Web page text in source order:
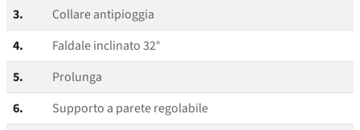
3.
Collare antipioggia
4.
Faldale inclinato 32°
5.
Prolunga
6.
Supporto a parete regolabile